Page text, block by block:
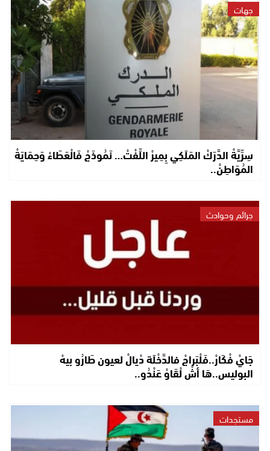
جهات
سِرِّيَّةْ الدَّرَكْ المَلَكِي بِمِيرْ اللِّفْتْ… نَمُوذَجْ فَالْعَطَاءْ وَحِمَايَةْ
المُوَاطِنْ..
جرائم وحوادث
جَايْ فْكَارْ..فَلْبَراجْ فالدَّخْلَة دْيالْ لعيون طَارُو بيهْ
البوليس..هَا أشْ لْقَاوْ عَنْدُو..
مستجدات